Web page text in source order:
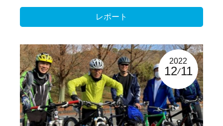
レポート
2022
12 11